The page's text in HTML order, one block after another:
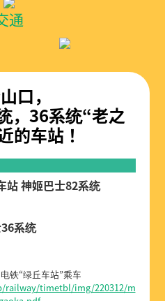
通
口，
，36系统“老之
的车站！
站 神姬巴士82系统
系统
铁“绿丘车站”乘车
railway/timetbl/img/220312/m